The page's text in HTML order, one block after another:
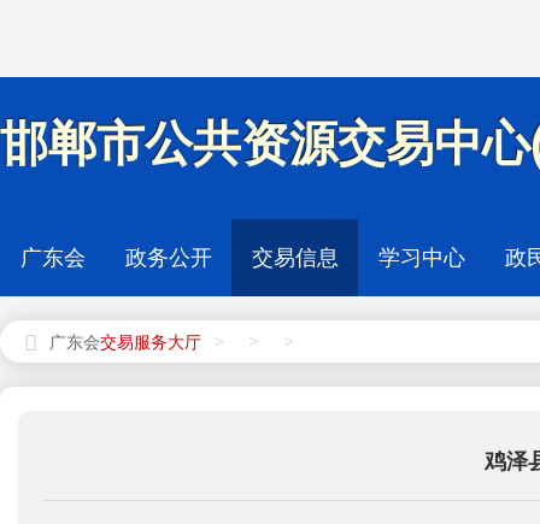
邯郸市公共资源交易中
广东会 政务公开 交易信息 学习中心 政
广东会 > > >
鸡泽